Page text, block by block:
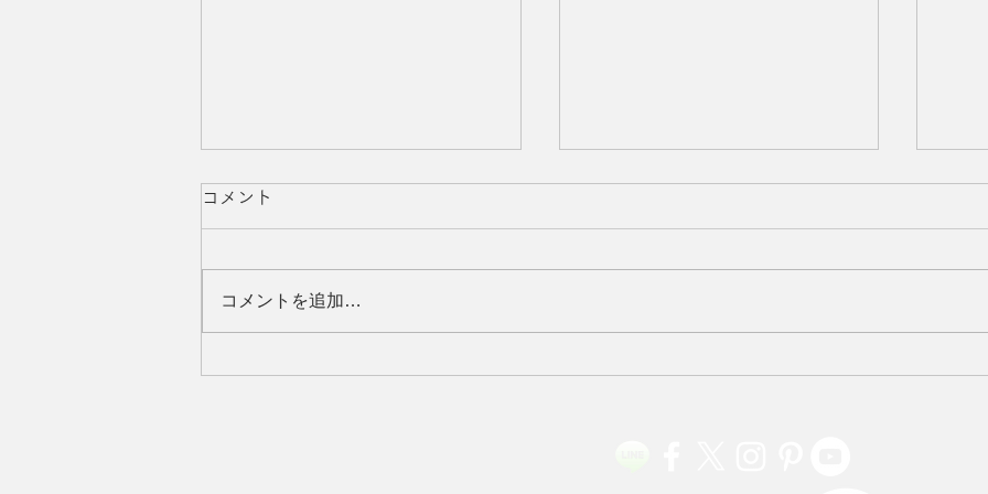
ほていやカレンダー 2026年8
ほていやカレンダー 2026年7
ほ
コメント
コメントを追加…